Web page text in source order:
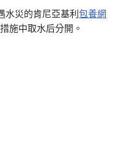
水災的肯尼亞基利 包養網
施中取水后分開。